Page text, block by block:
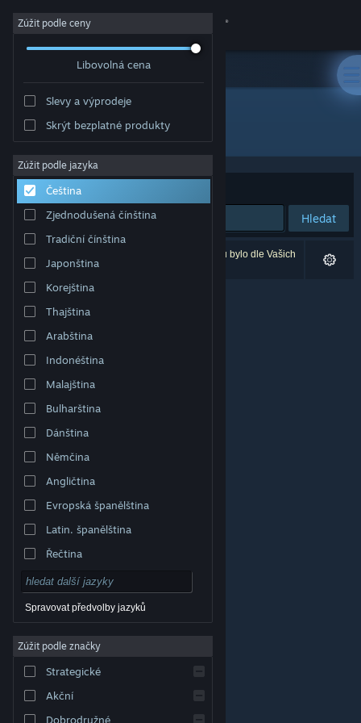
Přihlásit se
Komunita
Informace
Podpora
Změnit jazyk
Mobilní aplikace služby Steam
Desktopová verze stránky
© Valve Corporation. Všechna práva vyhrazena.
příslušných subjektů v USA a dalších zemích.
Smlouva o užívání služby Steam
Cookies
Zúžit podle ceny
Libovolná cena
Slevy a výprodeje
Skrýt bezplatné produkty
Zúžit podle jazyka
Čeština
Zjednodušená čínština
Tradiční čínština
Japonština
Korejština
Thajština
Arabština
Indonéština
Malajština
Bulharština
Dánština
Němčina
Angličtina
Evropská španělština
Latin. španělština
Řečtina
Spravovat předvolby jazyků
Zúžit podle značky
Strategické
Akční
Dobrodružné
Vývojář: V-Nova
Seřadit podle
Hledat
Vašemu zadání odpovídá 0 výsledků. 4 produktů bylo dle Vašich
předvoleb vyloučeno z výsledků vyhledávání.